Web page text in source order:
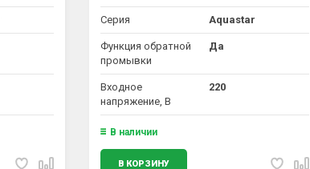
Серия Aquastar
Функция обратной
промывки
Да
Входное
напряжение, В
220
В наличии
В КОРЗИНУ